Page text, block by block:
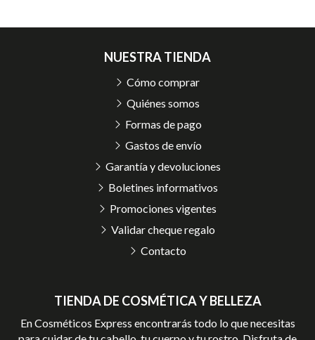
TIENDA DE COSMÉTICA Y BELLEZA
En Cosméticos Express encontrarás todo lo que necesitas
NUESTRA TIENDA
Cómo comprar
Quiénes somos
Formas de pago
Gastos de envío
Garantía y devoluciones
Boletines informativos
Promociones vigentes
Validar cheque regalo
Contacto